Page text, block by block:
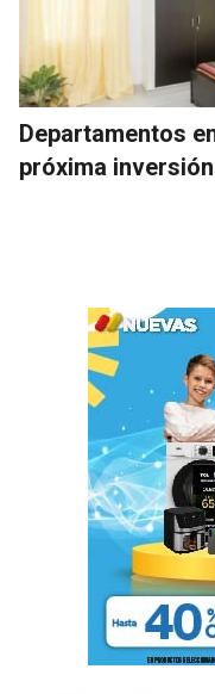
Departamentos
próxima inversión